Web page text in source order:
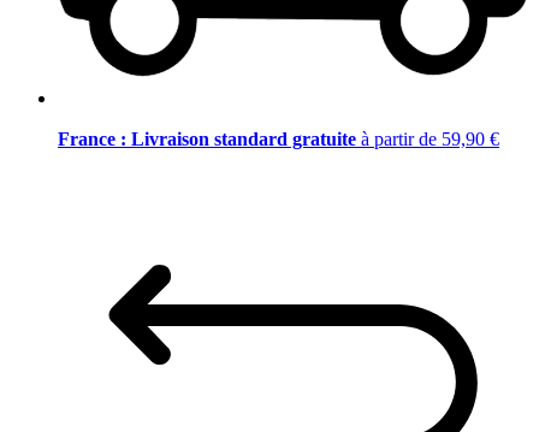
France : Livraison standard gratuite à partir de 59,90 €